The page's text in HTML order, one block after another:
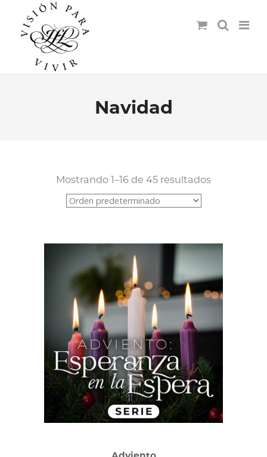
Navidad
Mostrando 1–16 de 45 resultados